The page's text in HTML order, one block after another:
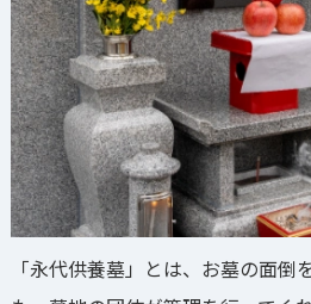
「永代供養墓」とは、お墓の面倒